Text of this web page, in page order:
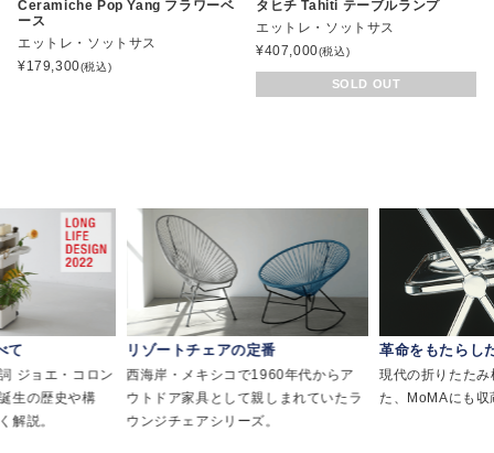
Ceramiche Pop Yang フラワーベ
ース
エットレ・ソットサス
¥179,300(税込)
タヒチ Tahiti テーブルランプ
エットレ・ソットサス
¥407,000(税込)
SOLD OUT
て
ジョエ・コロン
生の歴史や構
解説。
リゾートチェアの定番
西海岸・メキシコで1960年代からア
ウトドア家具として親しまれていたラ
ウンジチェアシリーズ。
革命をもたらし
現代の折りたた
た、MoMAにも収